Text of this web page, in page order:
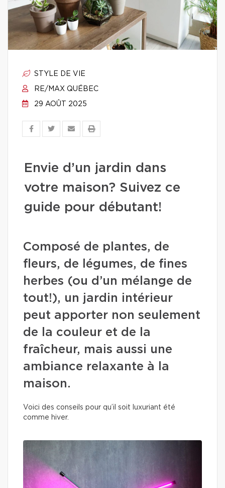
STYLE DE VIE
RE/MAX QUÉBEC
29 AOÛT 2025
Envie d’un jardin dans
votre maison? Suivez ce
guide pour débutant!
Composé de plantes, de
fleurs, de légumes, de fines
herbes (ou d’un mélange de
tout!), un jardin intérieur
peut apporter non seulement
de la couleur et de la
fraîcheur, mais aussi une
ambiance relaxante à la
maison.
Voici des conseils pour qu’il soit luxuriant été
comme hiver.